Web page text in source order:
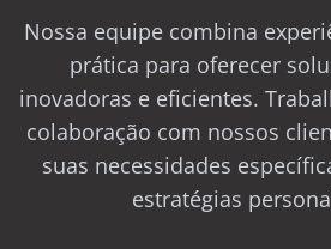
Nossa equipe combina
prática para oferecer
inovadoras e eficientes.
colaboração com nossos
suas necessidades
estratégias